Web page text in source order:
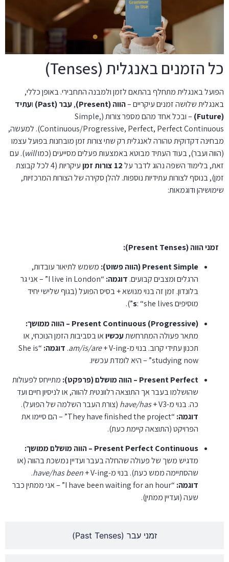
כל הזמנים באנגלית (Tenses)
הפועל באנגלית מתחלף בהתאם לזמן ולמבנה התחבירי. באופן כללי,
באנגלית שלושה זמנים עיקריים –הווה (Present) ,עבר (Past) ועתיד
(Future)
– ובכל אחד מהם מספר צורות (Simple,
Continuous/Progressive, Perfect, Perfect Continuous). למעשה,
מבחינה דקדוקית טהורה לאנגלית רק שתי צורות זמן מובחנות בפועל עצמו
(הווה ועבר), בעוד העתיד מבוטא באמצעות פעלים מסייעים (כמוwill
). עם
זאת, בלימוד השפה נהוג לדבר על12 צורות זמן
עיקריות (4 לכל קבוצת
זמן), בנוסף לצורות עתידיות נוספות. להלן סקירה של הצורות המרכזיות,
שימושיהן ודוגמאות:
זמני עבר (Past Tenses)
זמני הווה (Present Tenses):
Present Simple (הווה פשוט):
משמש לתיאור עובדות,
הרגלים ומצבים קבועים. דוגמה:
“I live in London” – אני גר
בלונדון. זמן זה בנוי מנושא + בסיס הפועל (בגוף שלישי יחיד
מוסיפים
s: “she lives”).
Present Continuous (Progressive) – הווה ממושך:
מתאר פעולה המתרחשתעכשיואו בסביבות הזמן הנוכחי, או
תכנון עתידי קרוב. בנוי מ-
am/is/are+ V-ing. דוגמה: “She is
studying now” – היא לומדת עכשיו.
Present Perfect – הווה מושלם (פרפקט):
מתייחס לפעולות
שהושלמו בעבר אך התוצאה רלוונטית להווה, או לניסיון חיים ועד
כה. בנוי מ-
have/has+ V3 (צורת העבר השלמה של הפועל).
דוגמה:
“They have finished the project” – הם סיימו את
הפרויקט (התוצאה קיימת כעת).
Present Perfect Continuous – הווה מושלם ממושך:
מדגיש משך של פעולה שהחלה בעבר ועדיין נמשכת בהווה (או
שהסתיימה ממש כעת). בנוי מ- have/has been+ V-ing.
דוגמה:
“I have been waiting for an hour” – אני ממתין כבר
שעה (ועדיין ממתין).